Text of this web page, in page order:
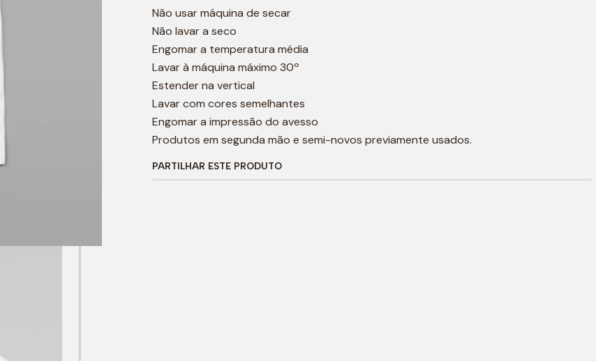
Não usar máquina de secar
Não lavar a seco
Engomar a temperatura média
Lavar à máquina máximo 30º
Estender na vertical
Lavar com cores semelhantes
Engomar a impressão do avesso
Produtos em segunda mão e semi-novos previamente usados.
PARTILHAR ESTE PRODUTO